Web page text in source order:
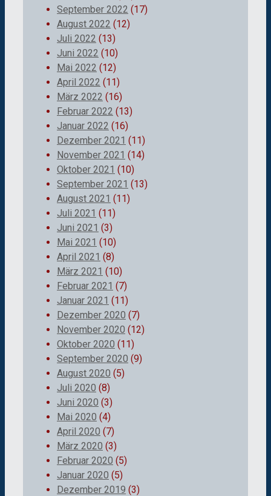
September 2022 (17)
August 2022 (12)
Juli 2022 (13)
Juni 2022 (10)
Mai 2022 (12)
April 2022 (11)
März 2022 (16)
Februar 2022 (13)
Januar 2022 (16)
Dezember 2021 (11)
November 2021 (14)
Oktober 2021 (10)
September 2021 (13)
August 2021 (11)
Juli 2021 (11)
Juni 2021 (3)
Mai 2021 (10)
April 2021 (8)
März 2021 (10)
Februar 2021 (7)
Januar 2021 (11)
Dezember 2020 (7)
November 2020 (12)
Oktober 2020 (11)
September 2020 (9)
August 2020 (5)
Juli 2020 (8)
Juni 2020 (3)
Mai 2020 (4)
April 2020 (7)
März 2020 (3)
Februar 2020 (5)
Januar 2020 (5)
Dezember 2019 (3)